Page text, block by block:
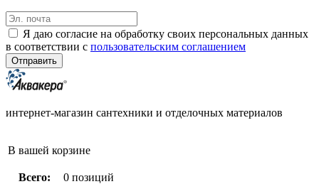
Я даю согласие на обработку своих персональных данных
в соответствии с пользовательским соглашением
интернет-магазин сантехники и отделочных материалов
В вашей корзине
Всего:
0 позиций